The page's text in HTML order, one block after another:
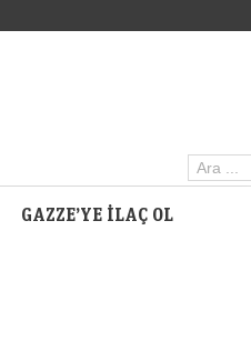
GAZZE’YE İLAÇ OL